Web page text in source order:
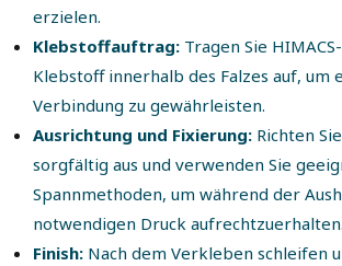
erzielen.
Klebstoffauftrag: Tragen Sie
Klebstoff innerhalb des Falzes auf, um
Verbindung zu gewährleisten.
Ausrichtung und Fixierung: Richten
sorgfältig aus und verwenden Sie
Spannmethoden, um während der
notwendigen Druck aufrechtzuerhalten.
Finish: Nach dem Verkleben schleifen